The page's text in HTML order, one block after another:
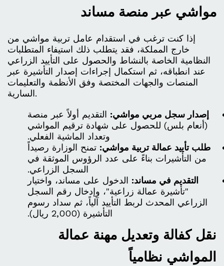
مواشي عبر منصة مساند
إذا كنت ترغب في استقدام عامل تربية مواشي من
خارج المملكة، فقد يتطلب ذلك استيفاء المتطلبات
النظامية الخاصة بالنشاط والحصول على التأييد الزراعي
عند انطباقه، ثم استكمال إجراءات إصدار التأشيرة عبر
المنصات والجهات المختصة وفق الأنظمة والتعليمات
السارية.
إصدار سجل مربي مواشي: التقديم أولاً عبر منصة
(أنعام بلس) للحصول على شهادة ترقيم المواشي
وتعداد الماشية الفعلي.
طلب تأييد عمالة تربية مواشي: تمنح الوزارة رصيداً
من التأشيرات بناءً على عدد الرؤوس الموثقة في
السجل الزراعي.
التقديم في مساند: الدخول على مساند، واختيار
"تأشيرة عمالة زراعية"، وإدخال رقم السجل
الزراعي المحدث لربط التأييد آلياً، ثم سداد رسوم
التأشيرة (2,000 ريال).
نقل كفالة وتعديل مهنة عمالة
المواشي نظامياً